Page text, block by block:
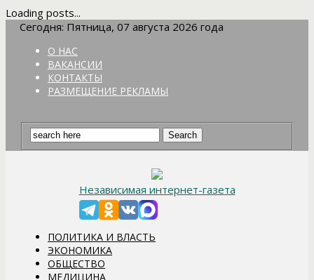
Loading posts...
Сегодня: Пятница, 07 августа 2026 года
О НАС
ВАКАНСИИ
КОНТАКТЫ
РАЗМЕЩЕНИЕ РЕКЛАМЫ
Независимая интернет-газета
ПОЛИТИКА И ВЛАСТЬ
ЭКОНОМИКА
ОБЩЕСТВО
МЕДИЦИНА